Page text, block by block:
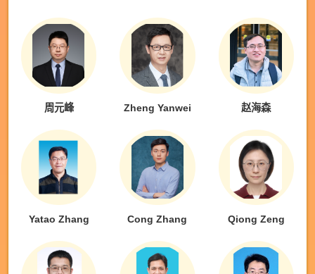
周元峰 Zheng Yanwei 赵海森
Yatao Zhang Cong Zhang Qiong Zeng